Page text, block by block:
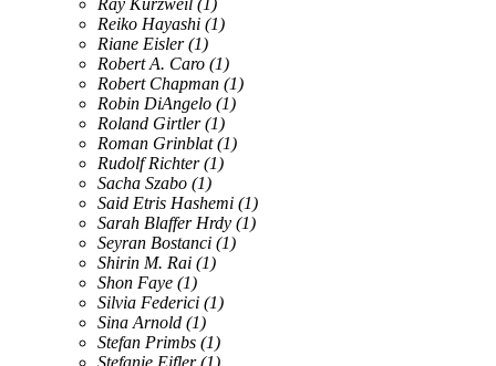
Reiko Hayashi (1)
Riane Eisler (1)
Robert A. Caro (1)
Robert Chapman (1)
Robin DiAngelo (1)
Roland Girtler (1)
Roman Grinblat (1)
Rudolf Richter (1)
Sacha Szabo (1)
Said Etris Hashemi (1)
Sarah Blaffer Hrdy (1)
Seyran Bostanci (1)
Shirin M. Rai (1)
Shon Faye (1)
Silvia Federici (1)
Sina Arnold (1)
Stefan Primbs (1)
Stefanie Eifler (1)